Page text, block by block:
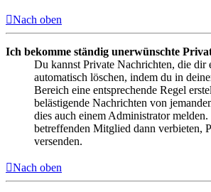
Nach oben
Ich bekomme ständig unerwünschte
Du kannst Private Nachrichten, die dir
automatisch löschen, indem du in
Bereich eine entsprechende Regel
belästigende Nachrichten von
dies auch einem Administrator
betreffenden Mitglied dann verbieten,
versenden.
Nach oben